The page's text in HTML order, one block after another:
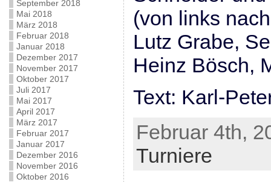
September 2018
Mai 2018
März 2018
Februar 2018
Januar 2018
Dezember 2017
November 2017
Oktober 2017
Juli 2017
Mai 2017
April 2017
März 2017
Februar 2017
Januar 2017
Dezember 2016
November 2016
Oktober 2016
(von links
Lutz Grabe,
Heinz Bösch,
Text: Karl-
Februar 4th,
Turniere